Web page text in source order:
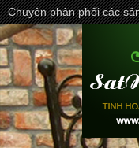
Chuyên phân phối các